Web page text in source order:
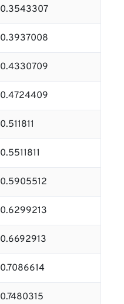
0.3543307
0.3937008
0.4330709
0.4724409
0.511811
0.5511811
0.5905512
0.6299213
0.6692913
0.7086614
0.7480315